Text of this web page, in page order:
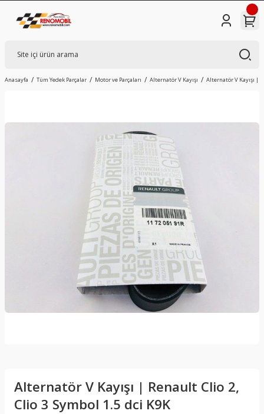
Anasayfa Tüm Yedek Parçalar Motor ve Parçaları Alternatör V Kayışı Alternatör V Kayışı |
Alternatör V Kayışı | Renault Clio 2,
Clio 3 Symbol 1.5 dci K9K